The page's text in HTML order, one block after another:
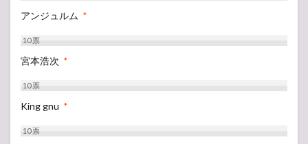
アンジュルム *
10票
宮本浩次 *
10票
King gnu *
10票